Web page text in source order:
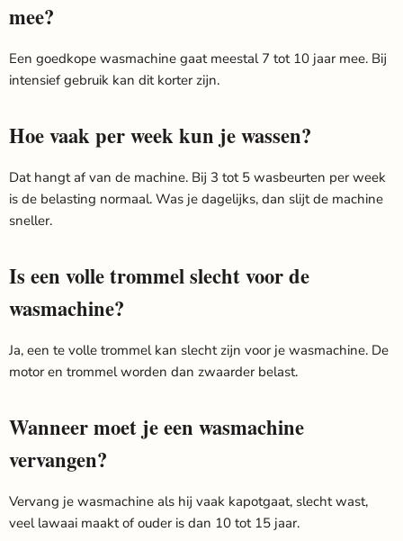
mee?
Een goedkope wasmachine gaat meestal 7 tot 10 jaar mee. Bij
intensief gebruik kan dit korter zijn.
Hoe vaak per week kun je wassen?
Dat hangt af van de machine. Bij 3 tot 5 wasbeurten per week
is de belasting normaal. Was je dagelijks, dan slijt de machine
sneller.
Is een volle trommel slecht voor de
wasmachine?
Ja, een te volle trommel kan slecht zijn voor je wasmachine. De
motor en trommel worden dan zwaarder belast.
Wanneer moet je een wasmachine
vervangen?
Vervang je wasmachine als hij vaak kapotgaat, slecht wast,
veel lawaai maakt of ouder is dan 10 tot 15 jaar.